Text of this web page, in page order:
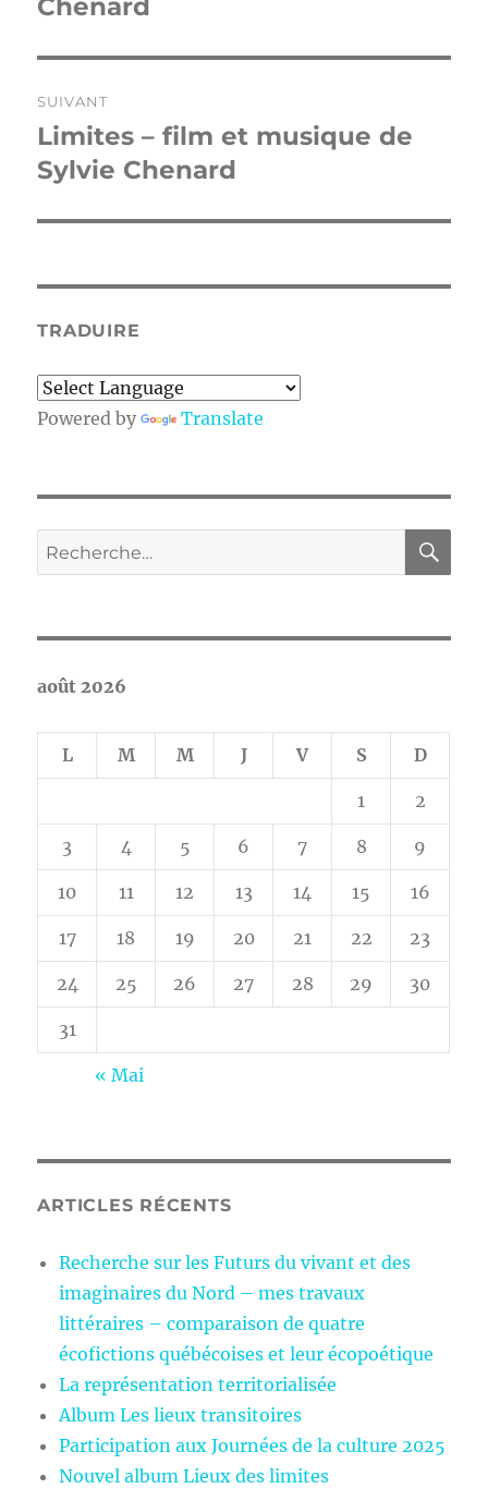
l’article
Chenard
SUIVANT
Publication
suivante :
Limites – film et musique de
Sylvie Chenard
TRADUIRE
Powered by Translate
Recherche
pour :
août 2026
L M M J V S D
1 2
3 4 5 6 7 8 9
10 11 12 13 14 15 16
17 18 19 20 21 22 23
24 25 26 27 28 29 30
31
« Mai
ARTICLES RÉCENTS
Recherche sur les Futurs du vivant et des
imaginaires du Nord – mes travaux
littéraires – comparaison de quatre
écofictions québécoises et leur écopoétique
La représentation territorialisée
Album Les lieux transitoires
Participation aux Journées de la culture 2025
Nouvel album Lieux des limites